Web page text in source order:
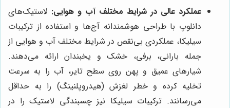
عملکرد عالی در شرایط مختلف آب و هوایی: لاستیک‌های
دانلوپ با طراحی هوشمندانه آج‌ها و استفاده از ترکیبات
سیلیکا، عملکردی بی‌نقص در شرایط مختلف آب و هوایی از
جمله بارانی، برفی، خشک و یخبندان ارائه می‌دهند.
شیارهای عمیق و پهن روی سطح تایر، آب را به سرعت
تخلیه کرده و خطر لغزش (هیدروپلنینگ) را به حداقل
می‌رسانند. ترکیبات سیلیکا نیز چسبندگی لاستیک را در